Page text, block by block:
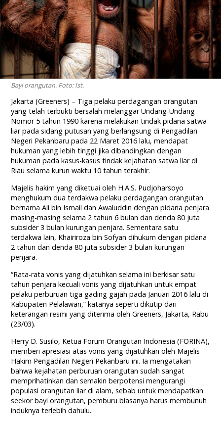
Bayi orangutan. Foto: Ist.
Jakarta (Greeners) – Tiga pelaku perdagangan orangutan
yang telah terbukti bersalah melanggar Undang-Undang
Nomor 5 tahun 1990 karena melakukan tindak pidana satwa
liar pada sidang putusan yang berlangsung di Pengadilan
Negeri Pekanbaru pada 22 Maret 2016 lalu, mendapat
hukuman yang lebih tinggi jika dibandingkan dengan
hukuman pada kasus-kasus tindak kejahatan satwa liar di
Riau selama kurun waktu 10 tahun terakhir.
Majelis hakim yang diketuai oleh H.A.S. Pudjoharsoyo
menghukum dua terdakwa pelaku perdagangan orangutan
bernama Ali bin Ismail dan Awaluddin dengan pidana penjara
masing-masing selama 2 tahun 6 bulan dan denda 80 juta
subsider 3 bulan kurungan penjara. Sementara satu
terdakwa lain, Khairiroza bin Sofyan dihukum dengan pidana
2 tahun dan denda 80 juta subsider 3 bulan kurungan
penjara.
“Rata-rata vonis yang dijatuhkan selama ini berkisar satu
tahun penjara kecuali vonis yang dijatuhkan untuk empat
pelaku perburuan tiga gading gajah pada Januari 2016 lalu di
Kabupaten Pelalawan,” katanya seperti dikutip dari
keterangan resmi yang diterima oleh Greeners, Jakarta, Rabu
(23/03).
Herry D. Susilo, Ketua Forum Orangutan Indonesia (FORINA),
memberi apresiasi atas vonis yang dijatuhkan oleh Majelis
Hakim Pengadilan Negeri Pekanbaru ini. Ia mengatakan
bahwa kejahatan perburuan orangutan sudah sangat
memprihatinkan dan semakin berpotensi mengurangi
populasi orangutan liar di alam, sebab untuk mendapatkan
seekor bayi orangutan, pemburu biasanya harus membunuh
induknya terlebih dahulu.